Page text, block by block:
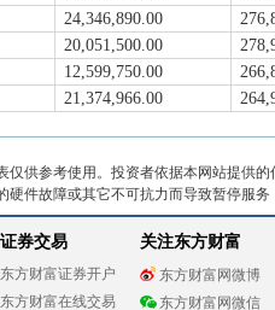
24,346,890.00
20,051,500.00
12,599,750.00
21,374,966.00
仅供参考使用。投资者依据本网站提供
硬件故障或其它不可抗力而导致暂停服